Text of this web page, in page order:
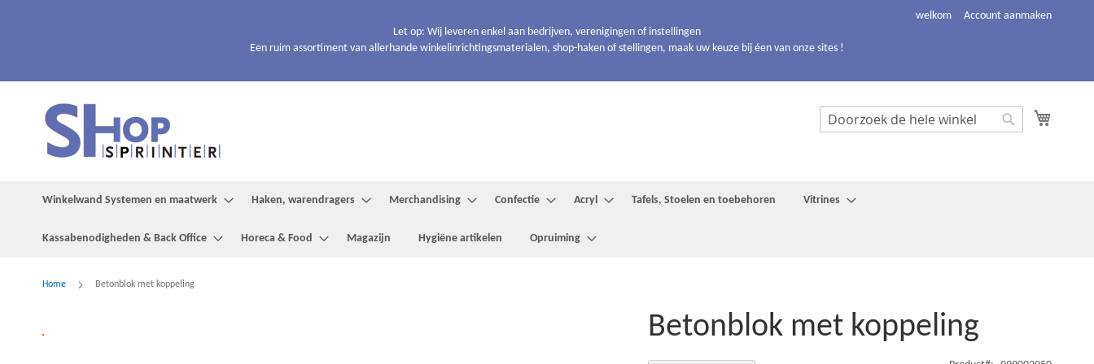
welkom
Account aanmaken
Let op: Wij leveren enkel aan bedrijven, verenigingen of instellingen
Een ruim assortiment van allerhande winkelinrichtingsmaterialen, shop-haken of stellingen, maak uw keuze bij éen van onze sites !
Search
Winkelwand Systemen en maatwerk Haken, warendragers Merchandising Confectie Acryl Tafels, Stoelen en toebehoren Vitrines
Kassabenodigheden & Back Office Horeca & Food Magazijn Hygiëne artikelen Opruiming
Home Betonblok met koppeling
naar
Betonblok met koppeling